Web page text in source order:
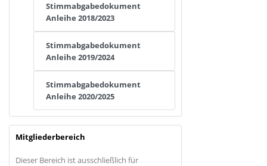
Stimmabgabedokument
Anleihe 2018/2023
Stimmabgabedokument
Anleihe 2019/2024
Stimmabgabedokument
Anleihe 2020/2025
Mitgliederbereich
Dieser Bereich ist ausschließlich für